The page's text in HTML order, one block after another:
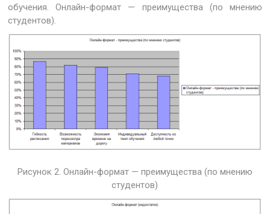
обучения. Онлайн-формат — преимущества (по мнению
студентов).
Рисунок 2. Онлайн-формат — преимущества (по мнению
студентов)